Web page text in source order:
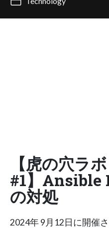
【虎の穴ラ
#1】Ansible
の対処
2024年 9月12日に開催